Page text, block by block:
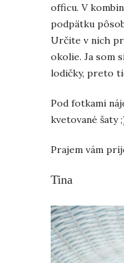
officu. V
podpätku
Určite v nich
okolie. Ja som
lodičky, preto
Pod fotkami
kvetované šaty
Prajem vám
Tina